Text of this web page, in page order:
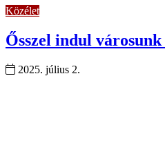
Közélet
Ősszel indul
2025. július 2.